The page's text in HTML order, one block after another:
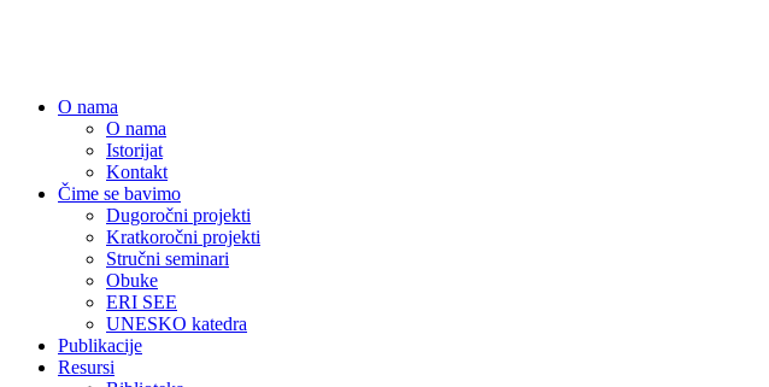
O nama
O nama
Istorijat
Kontakt
Čime se bavimo
Dugoročni projekti
Kratkoročni projekti
Stručni seminari
Obuke
ERI SEE
UNESKO katedra
Publikacije
Resursi